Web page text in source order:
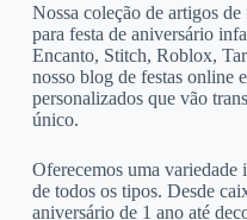
Nossa coleção de artigos de
para festa de aniversário
Encanto, Stitch, Roblox,
nosso blog de festas online
personalizados que vão
único.
Oferecemos uma variedade
de todos os tipos. Desde
aniversário de 1 ano até